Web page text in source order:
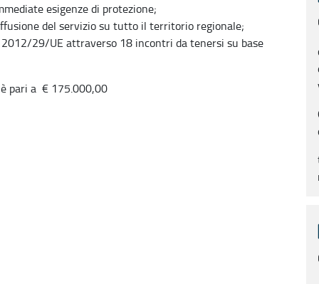
esigenze di protezione;
del servizio su tutto il territorio regionale;
29/UE attraverso 18 incontri da tenersi su base
pari a € 175.000,00